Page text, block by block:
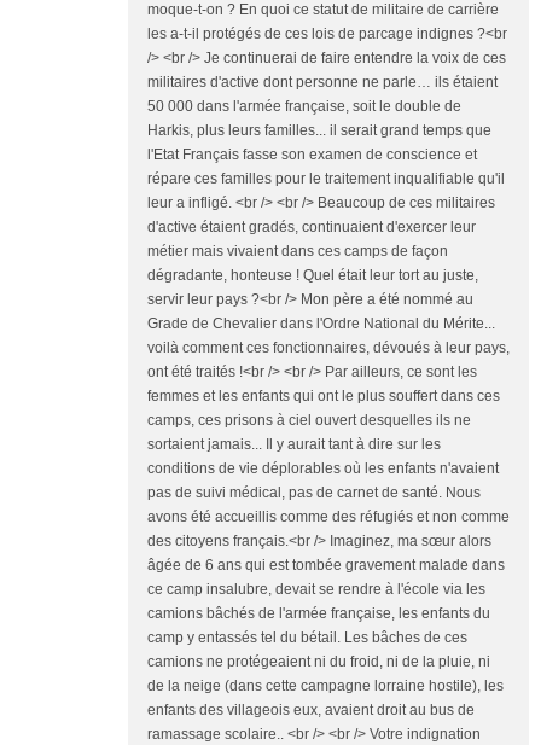
moque-t-on ? En quoi ce statut de militaire de carrière
les a-t-il protégés de ces lois de parcage indignes ?<br
/> <br /> Je continuerai de faire entendre la voix de ces
militaires d'active dont personne ne parle… ils étaient
50 000 dans l'armée française, soit le double de
Harkis, plus leurs familles... il serait grand temps que
l'Etat Français fasse son examen de conscience et
répare ces familles pour le traitement inqualifiable qu'il
leur a infligé. <br /> <br /> Beaucoup de ces militaires
d'active étaient gradés, continuaient d'exercer leur
métier mais vivaient dans ces camps de façon
dégradante, honteuse ! Quel était leur tort au juste,
servir leur pays ?<br /> Mon père a été nommé au
Grade de Chevalier dans l'Ordre National du Mérite...
voilà comment ces fonctionnaires, dévoués à leur pays,
ont été traités !<br /> <br /> Par ailleurs, ce sont les
femmes et les enfants qui ont le plus souffert dans ces
camps, ces prisons à ciel ouvert desquelles ils ne
sortaient jamais... Il y aurait tant à dire sur les
conditions de vie déplorables où les enfants n'avaient
pas de suivi médical, pas de carnet de santé. Nous
avons été accueillis comme des réfugiés et non comme
des citoyens français.<br /> Imaginez, ma sœur alors
âgée de 6 ans qui est tombée gravement malade dans
ce camp insalubre, devait se rendre à l'école via les
camions bâchés de l'armée française, les enfants du
camp y entassés tel du bétail. Les bâches de ces
camions ne protégeaient ni du froid, ni de la pluie, ni
de la neige (dans cette campagne lorraine hostile), les
enfants des villageois eux, avaient droit au bus de
ramassage scolaire.. <br /> <br /> Votre indignation